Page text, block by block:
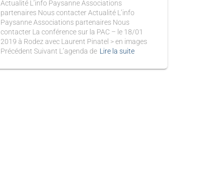
Actualité L’info Paysanne Associations
partenaires Nous contacter Actualité L’info
Paysanne Associations partenaires Nous
contacter La conférence sur la PAC – le 18/01
2019 à Rodez avec Laurent Pinatel > en images
Précédent Suivant L’agenda de Lire la suite